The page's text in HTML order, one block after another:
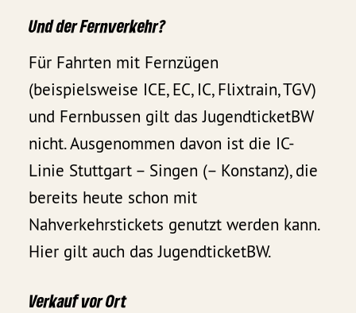
Und der Fernverkehr?
Für Fahrten mit Fernzügen
(beispielsweise ICE, EC, IC, Flixtrain, TGV)
und Fernbussen gilt das JugendticketBW
nicht. Ausgenommen davon ist die IC-
Linie Stuttgart – Singen (– Konstanz), die
bereits heute schon mit
Nahverkehrstickets genutzt werden kann.
Hier gilt auch das JugendticketBW.
Verkauf vor Ort